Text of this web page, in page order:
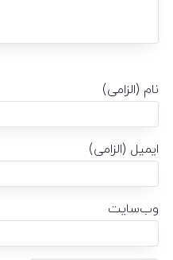
نام (الزامی)
ایمیل (الزامی)
وب‌سایت